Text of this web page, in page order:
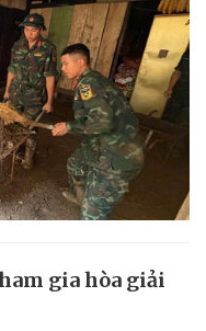
gia hòa giải